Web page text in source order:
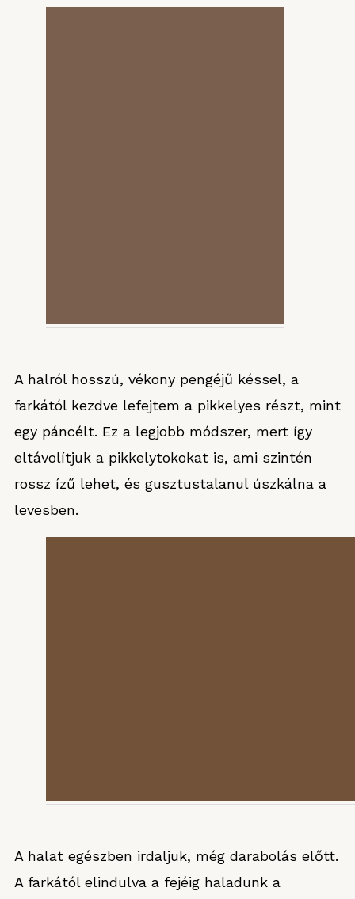
A halról hosszú, vékony pengéjű késsel, a
farkától kezdve lefejtem a pikkelyes részt, mint
egy páncélt. Ez a legjobb módszer, mert így
eltávolítjuk a pikkelytokokat is, ami szintén
rossz ízű lehet, és gusztustalanul úszkálna a
levesben.
A halat egészben irdaljuk, még darabolás előtt.
A farkától elindulva a fejéig haladunk a